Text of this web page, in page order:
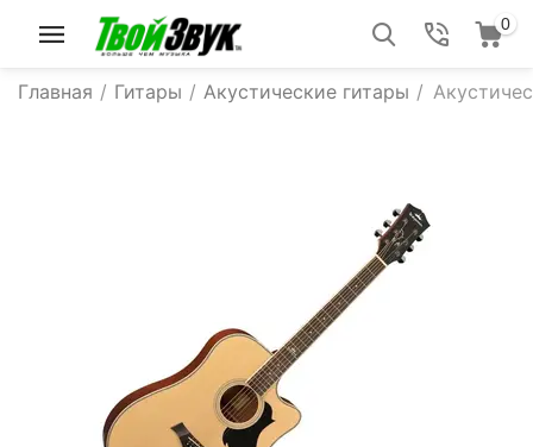
0
Главная / Гитары / Акустические гитары /